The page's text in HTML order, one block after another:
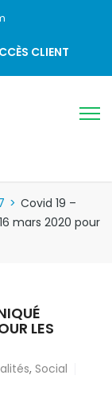
CLIENT
> Covid 19 –
mars 2020 pour
LES
, Social